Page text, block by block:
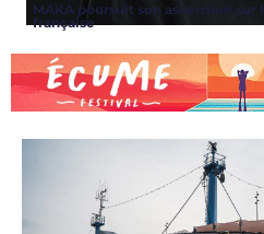
MAKA poursuit son ascension
française